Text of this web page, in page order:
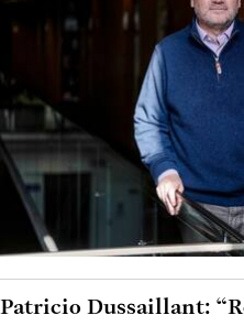
Patricio Dussaillant: